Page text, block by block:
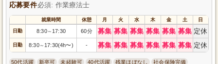
応募要件必須: 作業療法士
就業時間 休憩 月 火 水 木 金 土 日
日勤 8:30～ 17:30 60分 募集 募集 募集 募集 募集 募集 定休
日勤 8:30～ 17:30(4h〜) - 募集 募集 募集 募集 募集 募集 定休
50代活躍 新卒可 未経験可 40代活躍 残業ほぼなし 社会保険完備